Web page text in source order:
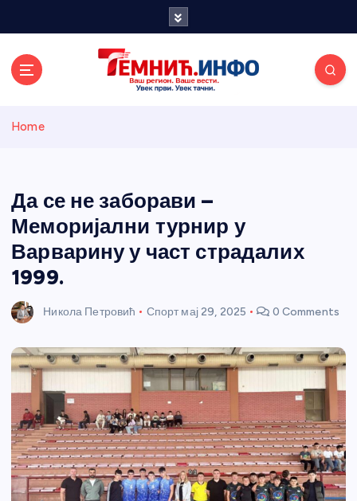
и портал
Home
Да се не заборави –
Меморијални турнир у
Варварину у част страдалих
1999.
Никола Петровић Спорт мај 29, 2025 0 Comments